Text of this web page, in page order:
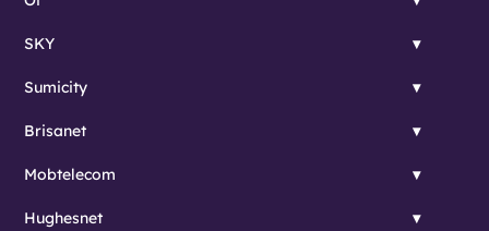
SKY
Sumicity
Brisanet
Mobtelecom
Hughesnet